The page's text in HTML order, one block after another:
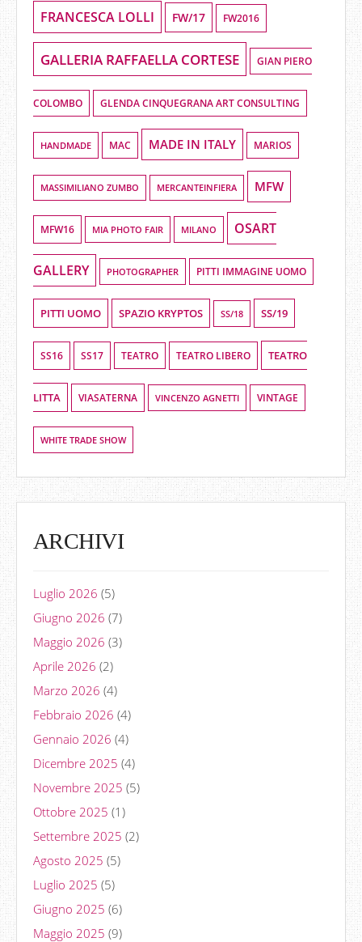
FRANCESCA LOLLI FW/17 FW2016
GALLERIA RAFFAELLA CORTESE GIAN PIERO
COLOMBO GLENDA CINQUEGRANA ART CONSULTING
HANDMADE MAC MADE IN ITALY MARIOS
MASSIMILIANO ZUMBO MERCANTEINFIERA MFW
MFW16 MIA PHOTO FAIR MILANO OSART
GALLERY PHOTOGRAPHER PITTI IMMAGINE UOMO
PITTI UOMO SPAZIO KRYPTOS SS/18 SS/19
SS16 SS17 TEATRO TEATRO LIBERO TEATRO
LITTA VIASATERNA VINCENZO AGNETTI VINTAGE
WHITE TRADE SHOW
ARCHIVI
Luglio 2026 (5)
Giugno 2026 (7)
Maggio 2026 (3)
Aprile 2026 (2)
Marzo 2026 (4)
Febbraio 2026 (4)
Gennaio 2026 (4)
Dicembre 2025 (4)
Novembre 2025 (5)
Ottobre 2025 (1)
Settembre 2025 (2)
Agosto 2025 (5)
Luglio 2025 (5)
Giugno 2025 (6)
Maggio 2025 (9)